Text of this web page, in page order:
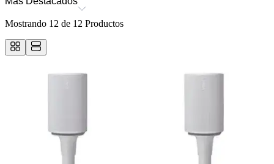
Mostrando 12 de 12 Productos